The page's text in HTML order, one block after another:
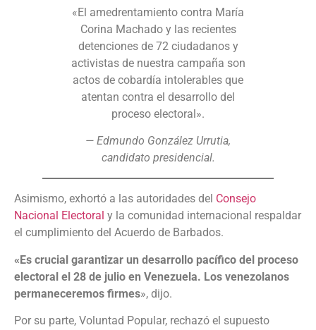
«El amedrentamiento contra María
Corina Machado y las recientes
detenciones de 72 ciudadanos y
activistas de nuestra campaña son
actos de cobardía intolerables que
atentan contra el desarrollo del
proceso electoral».
— Edmundo González Urrutia,
candidato presidencial.
Asimismo, exhortó a las autoridades del Consejo
Nacional Electoral y la comunidad internacional respaldar
el cumplimiento del Acuerdo de Barbados.
«Es crucial garantizar un desarrollo pacífico del proceso
electoral el 28 de julio en Venezuela. Los venezolanos
permaneceremos firmes», dijo.
Por su parte, Voluntad Popular, rechazó el supuesto